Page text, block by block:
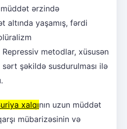
müddət ərzində
altında yaşamış, fərdi
Repressiv metodlar, xüsusən
şəkildə susdurulması ilə
xalqının uzun müddət
mübarizəsinin və